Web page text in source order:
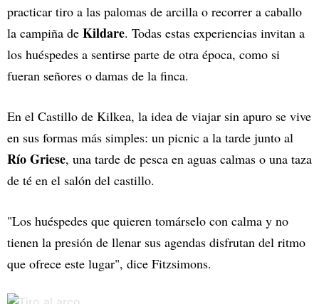
practicar tiro a las palomas de arcilla o recorrer a caballo
la campiña de Kildare. Todas estas experiencias invitan a
los huéspedes a sentirse parte de otra época, como si
fueran señores o damas de la finca.
En el Castillo de Kilkea, la idea de viajar sin apuro se vive
en sus formas más simples: un picnic a la tarde junto al
RíoGriese, una tarde de pesca en aguas calmas o una taza
de té en el salón del castillo.
"Los huéspedes que quieren tomárselo con calma y no
tienen la presión de llenar sus agendas disfrutan del ritmo
que ofrece este lugar", dice Fitzsimons.